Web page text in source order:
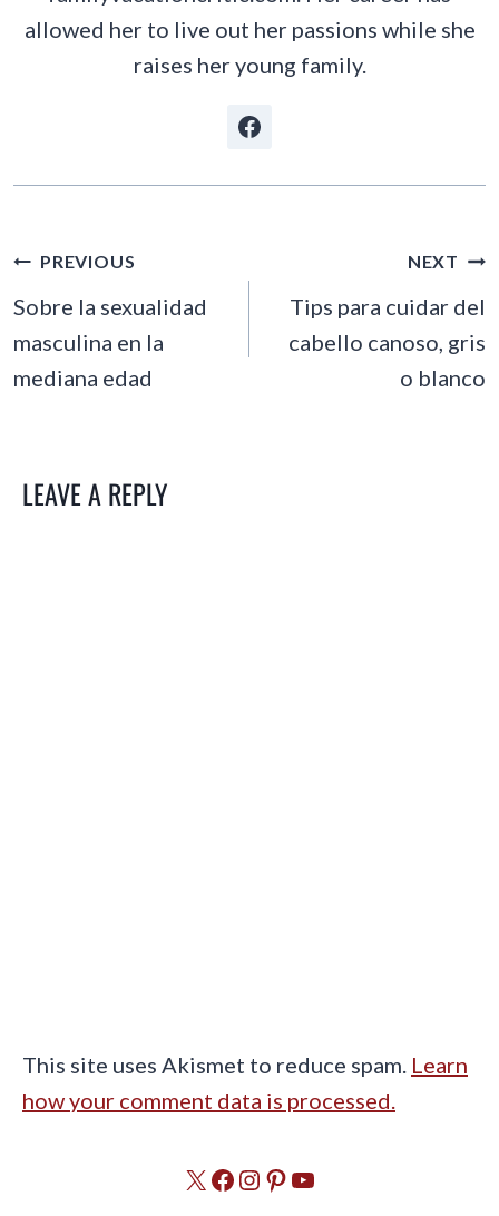
allowed her to live out her passions while she
raises her young family.
POST
NAVIGATION
PREVIOUS
Sobre la sexualidad
masculina en la
mediana edad
NEXT
Tips para cuidar del
cabello canoso, gris
o blanco
LEAVE A REPLY
This site uses Akismet to reduce spam. Learn
how your comment data is processed.
X Facebook
Instagram
Pinterest
YouTube